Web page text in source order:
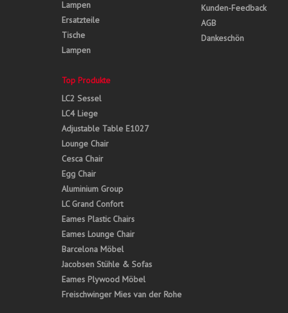
Lampen
Ersatzteile
Tische
Lampen
Top Produkte
LC2 Sessel
LC4 Liege
Adjustable Table E1027
Lounge Chair
Cesca Chair
Egg Chair
Aluminium Group
LC Grand Confort
Eames Plastic Chairs
Eames Lounge Chair
Barcelona Möbel
Jacobsen Stühle & Sofas
Eames Plywood Möbel
Freischwinger Mies van der Rohe
Kunden-Feedback
AGB
Dankeschön